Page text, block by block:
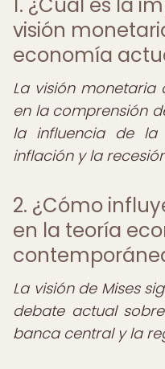
visión
economía
La visión monetaria
en la comprensión
la influencia de
inflación y la
2. ¿Cómo
en la teoría
La visión de Mises
debate actual
banca central y la